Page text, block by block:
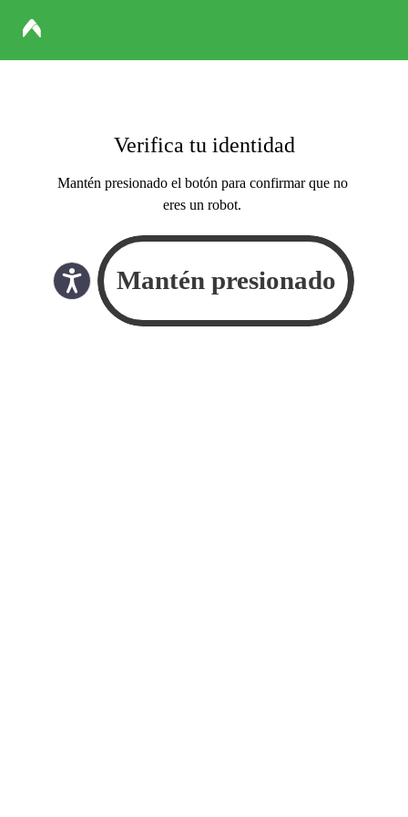
Verifica tu identidad
Mantén presionado el botón para confirmar que no
eres un robot.